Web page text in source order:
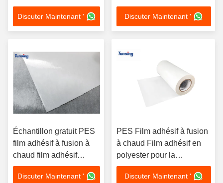
yards de longueur
Discuter Maintenant '
REACH
Discuter Maintenant '
Échantillon gratuit PES
film adhésif à fusion à
chaud film adhésif
polyester pour PVC
Discuter Maintenant '
PES Film adhésif à fusion
à chaud Film adhésif en
polyester pour la
stratification des tissus
Discuter Maintenant '